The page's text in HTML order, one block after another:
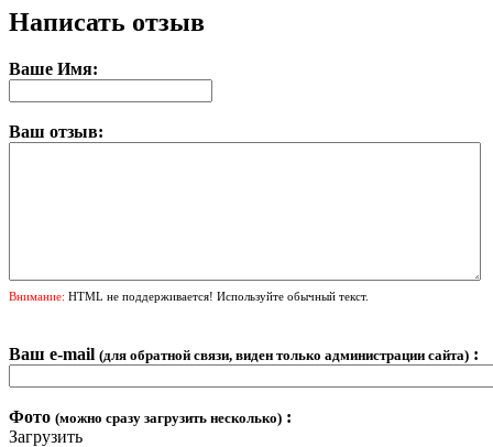
Написать отзыв
Ваше Имя:
Ваш отзыв:
Внимание: HTML не поддерживается! Используйте обычный текст.
Ваш e-mail (для обратной связи, виден только администрации сайта) :
Фото (можно сразу загрузить несколько) :
Загрузить